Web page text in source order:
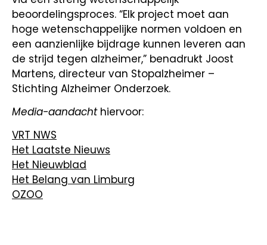
beoordelingsproces. “Elk project moet aan
hoge wetenschappelijke normen voldoen en
een aanzienlijke bijdrage kunnen leveren aan
de strijd tegen alzheimer,” benadrukt Joost
Martens, directeur van Stopalzheimer –
Stichting Alzheimer Onderzoek.
Media-aandachthiervoor:
VRT NWS
Het Laatste Nieuws
Het Nieuwblad
Het Belang van Limburg
OZOO